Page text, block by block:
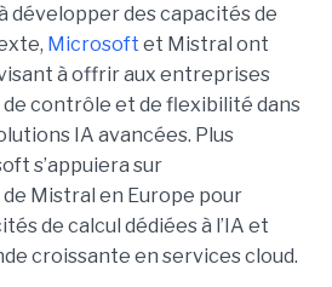
développer des capacités de
Microsoft et Mistral ont
à offrir aux entreprises
contrôle et de flexibilité dans
IA avancées. Plus
s’appuiera sur
Mistral en Europe pour
de calcul dédiées à l’IA et
croissante en services cloud.